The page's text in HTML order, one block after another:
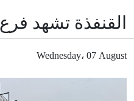
القنفذة تشهد
Wednesday، 07 August